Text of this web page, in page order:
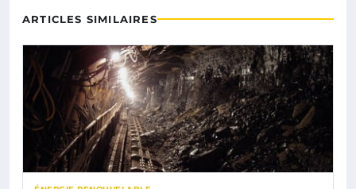
ARTICLES SIMILAIRES